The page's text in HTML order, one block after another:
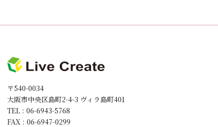
の
ー
ジ
送
り
ジ
ジ
〒540-0034
大阪市中央区島町2-4-3 ヴィラ島町401
TEL : 06-6943-5768
FAX : 06-6947-0299